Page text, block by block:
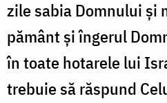
zile sabia Domnului şi
pământ şi îngerul
în toate hotarele lui
trebuie să răspund